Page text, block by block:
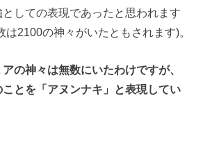
しての表現であったと思われます
は2100の神々がいたともされます)。
の神々は無数にいたわけですが、
とを「アヌンナキ」と表現してい